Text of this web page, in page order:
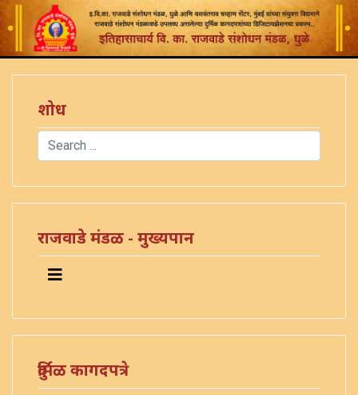
शोध
Search
राजवाडे मंडळ - मुख्यपान
दुर्मिळ कागदपत्रे